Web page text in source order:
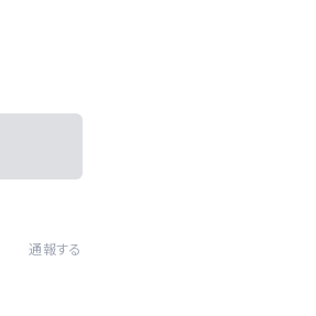
通報する